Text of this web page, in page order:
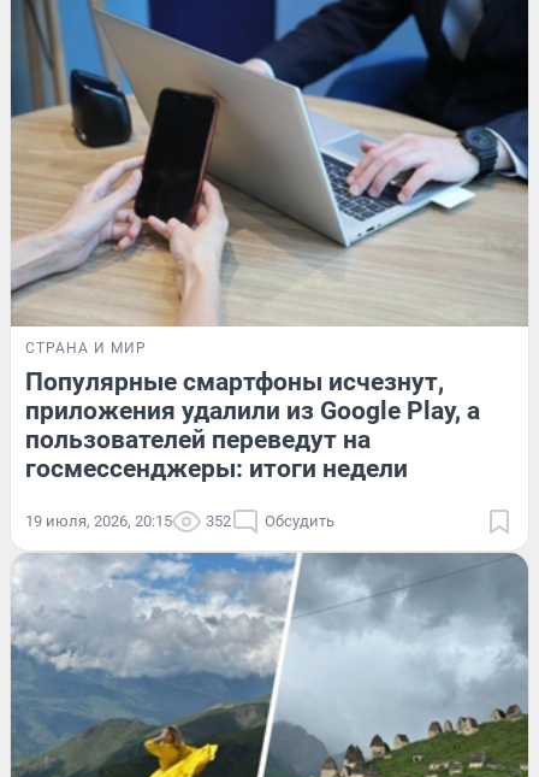
СТРАНА И МИР
Популярные смартфоны исчезнут,
приложения удалили из Google Play, а
пользователей переведут на
госмессенджеры: итоги недели
19 июля, 2026, 20:15 352 Обсудить